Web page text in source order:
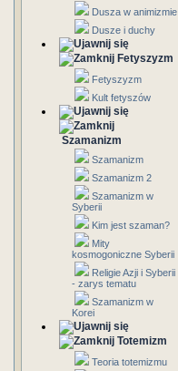
Dusza w animizmie
Dusze i duchy
Fetyszyzm
Fetyszyzm
Kult fetyszów
Szamanizm
Szamanizm
Szamanizm 2
Szamanizm w
Syberii
Kim jest szaman?
Mity
kosmogoniczne Syberii
Religie Azji i Syberii
- zarys tematu
Szamanizm w
Korei
Totemizm
Teoria totemizmu